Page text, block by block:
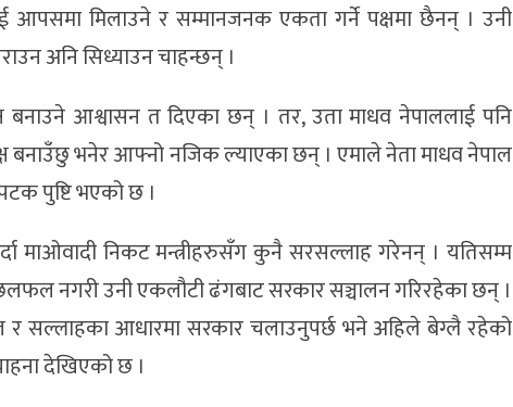
आपसमा मिलाउने र सम्मानजनक एकता गर्ने पक्षमा छैनन् । उनी
अनि सिध्याउन चाहन्छन् ।
आश्वासन त दिएका छन् । तर, उता माधव नेपाललाई पनि
बनाउँछु भनेर आफ्नो नजिक ल्याएका छन् । एमाले नेता माधव नेपाल
पुष्टि भएको छ ।
माओवादी निकट मन्त्रीहरुसँग कुनै सरसल्लाह गरेनन् । यतिसम्म
नगरी उनी एकलौटी ढंगबाट सरकार सञ्चालन गरिरहेका छन् ।
र सल्लाहका आधारमा सरकार चलाउनुपर्छ भने अहिले बेग्लै रहेको
देखिएको छ ।